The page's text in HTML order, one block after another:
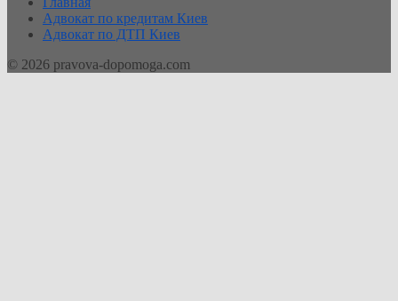
Адвокат по кредитам Киев
Адвокат по ДТП Киев
© 2026 pravova-dopomoga.com